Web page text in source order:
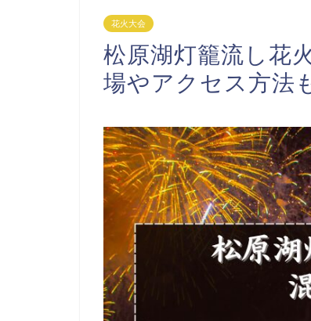
花火大会
松原湖灯籠流し花
場やアクセス方法